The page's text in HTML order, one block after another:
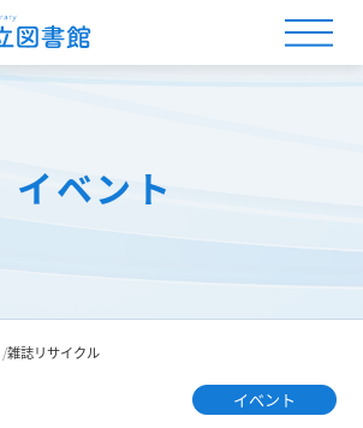
イベント
雑誌リサイクル
イベント